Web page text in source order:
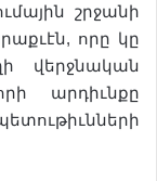
շրջանի
որը կը
վերջնական
արդիւնքը